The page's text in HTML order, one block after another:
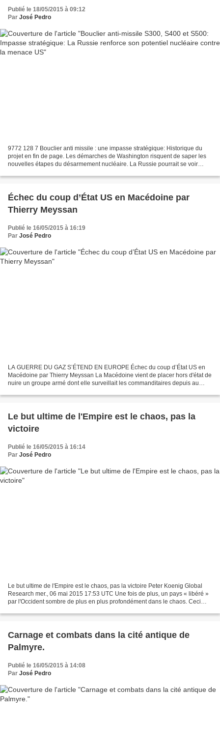
Publié le 18/05/2015 à 09:12
Par José Pedro
9772 128 7 Bouclier anti missile : une impasse stratégique: Historique du
projet en fin de page. Les démarches de Washington risquent de saper les
nouvelles étapes du désarmement nucléaire. La Russie pourrait se voir
Échec du coup d’État US en Macédoine par
Thierry Meyssan
Publié le 16/05/2015 à 16:19
Par José Pedro
LA GUERRE DU GAZ S’ÉTEND EN EUROPE Échec du coup d’État US en
Macédoine par Thierry Meyssan La Macédoine vient de placer hors d'état de
nuire un groupe armé dont elle surveillait les commanditaires depuis au
Le but ultime de l'Empire est le chaos, pas la
victoire
Publié le 16/05/2015 à 16:14
Par José Pedro
Le but ultime de l'Empire est le chaos, pas la victoire Peter Koenig Global
Research mer., 06 mai 2015 17:53 UTC Une fois de plus, un pays « libéré »
par l'Occident sombre de plus en plus profondément dans le chaos. Ceci
Carnage et combats dans la cité antique de
Palmyre.
Publié le 16/05/2015 à 14:08
Par José Pedro